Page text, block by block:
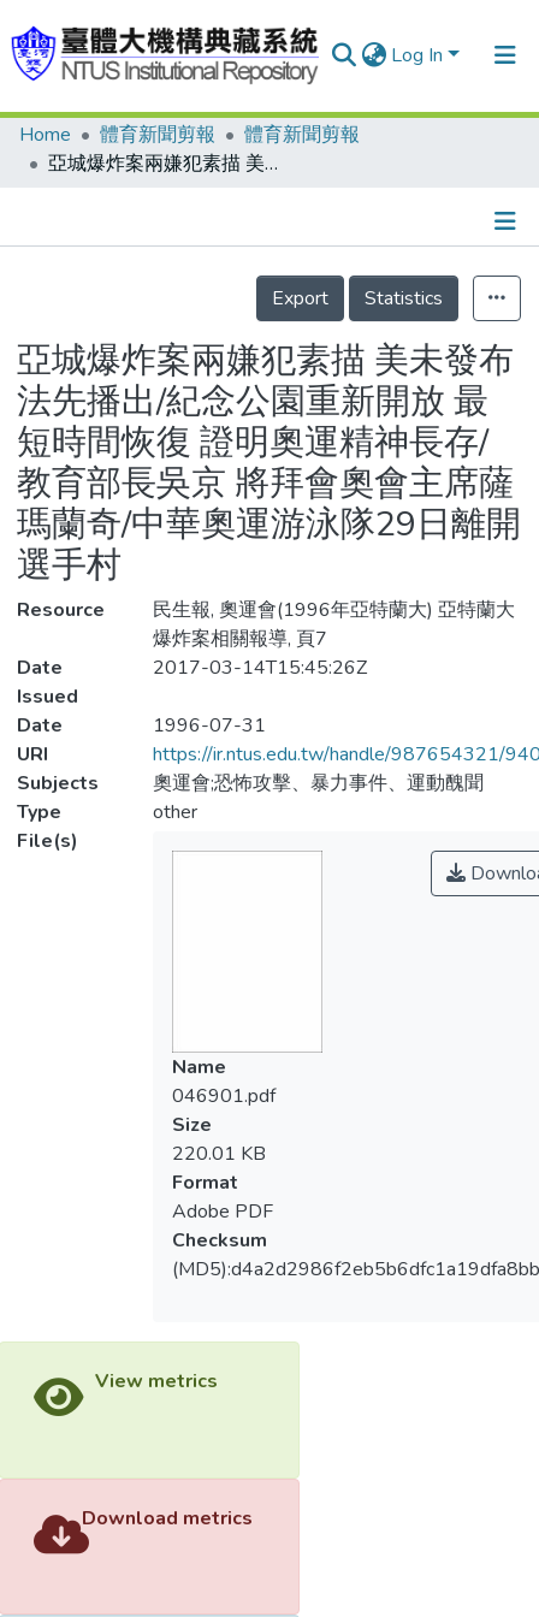
Log In
Communities & Collections
Statistics
Home 體育新聞剪報
體育新聞剪報
亞城爆炸案兩嫌犯素描 美未發布 法先播出/紀念公園重新開放 最短時間恢復 證明奧運精神長存/教育部長吳京 將拜會奧會主席薩瑪蘭奇/中華奧運游泳隊29日離開選手村
Details
Export
Statistics
亞城爆炸案兩嫌犯素描 美未發布
法先播出/紀念公園重新開放 最
短時間恢復 證明奧運精神長存/
教育部長吳京 將拜會奧會主席薩
瑪蘭奇/中華奧運游泳隊29日離開
選手村
Resource
民生報, 奧運會(1996年亞特蘭大) 亞特蘭大
爆炸案相關報導, 頁7
Date
Issued
2017-03-14T15:45:26Z
Date
1996-07-31
URI
https://ir.ntus.edu.tw/handle/987654321/
Subjects
奧運會;恐怖攻擊、暴力事件、運動醜聞
Type
other
File(s)
Name
046901.pdf
Size
220.01 KB
Format
Adobe PDF
Checksum
View metrics
Download metrics